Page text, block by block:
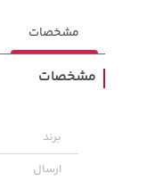
289,900
مشخصات
مشخصات
برند
ارسال